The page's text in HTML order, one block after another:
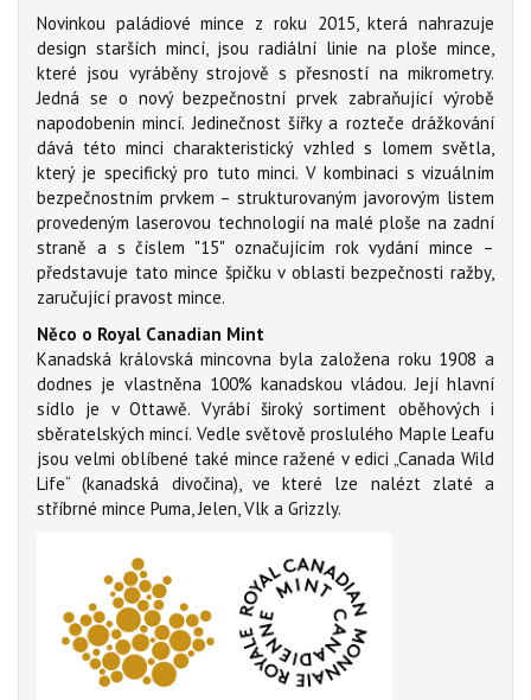
Novinkou paládiové mince z roku 2015, která nahrazuje
design starších mincí, jsou radiální linie na ploše mince,
které jsou vyráběny strojově s přesností na mikrometry.
Jedná se o nový bezpečnostní prvek zabraňující výrobě
napodobenin mincí. Jedinečnost šířky a rozteče drážkování
dává této minci charakteristický vzhled s lomem světla,
který je specifický pro tuto minci. V kombinaci s vizuálním
bezpečnostním prvkem – strukturovaným javorovým listem
provedeným laserovou technologií na malé ploše na zadní
straně a s číslem "15" označujícím rok vydání mince –
představuje tato mince špičku v oblasti bezpečnosti ražby,
zaručující pravost mince.
Něco o Royal Canadian Mint
Kanadská královská mincovna byla založena roku 1908 a
dodnes je vlastněna 100% kanadskou vládou. Její hlavní
sídlo je v Ottawě. Vyrábí široký sortiment oběhových i
sběratelských mincí. Vedle světově proslulého Maple Leafu
jsou velmi oblíbené také mince ražené v edici „Canada Wild
Life“ (kanadská divočina), ve které lze nalézt zlaté a
stříbrné mince Puma, Jelen, Vlk a Grizzly.